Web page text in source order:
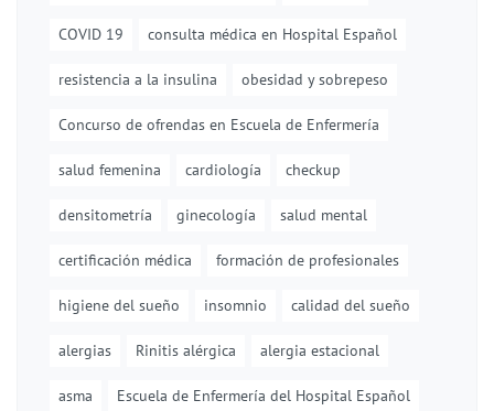
COVID 19 consulta médica en Hospital Español
resistencia a la insulina obesidad y sobrepeso
Concurso de ofrendas en Escuela de Enfermería
salud femenina cardiología checkup
densitometría ginecología salud mental
certificación médica formación de profesionales
higiene del sueño insomnio calidad del sueño
alergias Rinitis alérgica alergia estacional
asma Escuela de Enfermería del Hospital Español